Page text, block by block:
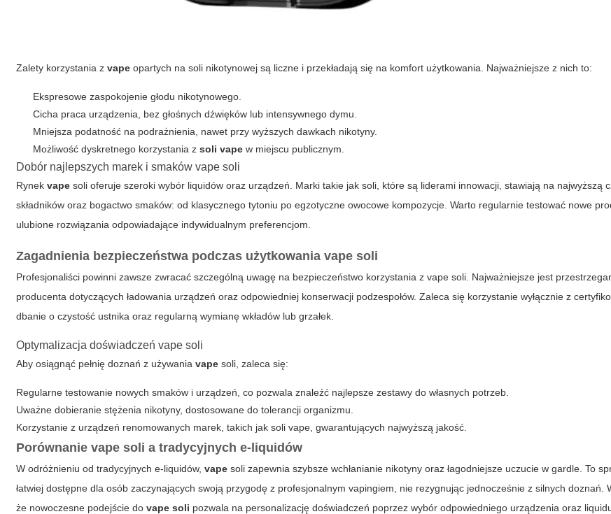
Zalety korzystania zvape opartych na soli nikotynowej są liczne i przekładają się na komfort użytkowania. Najważniejsze z nich to:
Ekspresowe zaspokojenie głodu nikotynowego.
Cicha praca urządzenia, bez głośnych dźwięków lub intensywnego dymu.
Mniejsza podatność na podrażnienia, nawet przy wyższych dawkach nikotyny.
Możliwość dyskretnego korzystania zsoli vape w miejscu publicznym.
Dobór najlepszych marek i smaków vape soli
Rynekvape soli oferuje szeroki wybór liquidów oraz urządzeń. Marki takie jaksoli , które są liderami innowacji, stawiają na najwyższą
składników oraz bogactwo smaków: od klasycznego tytoniu po egzotyczne owocowe kompozycje. Warto regularnie testować nowe
ulubione rozwiązania odpowiadające indywidualnym preferencjom.
Zagadnienia bezpieczeństwa podczas użytkowania vape soli
Profesjonaliści powinni zawsze zwracać szczególną uwagę na bezpieczeństwo korzystania zvape soli. Najważniejsze jest
producenta dotyczących ładowania urządzeń oraz odpowiedniej konserwacji podzespołów. Zaleca się korzystanie wyłącznie z
dbanie o czystość ustnika oraz regularną wymianę wkładów lub grzałek.
Optymalizacja doświadczeń vape soli
Aby osiągnąć pełnię doznań z używaniavape soli, zaleca się:
Regularne testowanie nowych smaków i urządzeń, co pozwala znaleźć najlepsze zestawy do własnych potrzeb.
Uważne dobieranie stężenia nikotyny, dostosowane do tolerancji organizmu.
Korzystanie z urządzeń renomowanych marek, takich jaksoli vape , gwarantujących najwyższą jakość.
Porównanie vape soli a tradycyjnych e-liquidów
W odróżnieniu od tradycyjnych e-liquidów,vape soli zapewnia szybsze wchłanianie nikotyny oraz łagodniejsze uczucie w gardle. To
łatwiej dostępne dla osób zaczynających swoją przygodę z profesjonalnym vapingiem, nie rezygnując jednocześnie z silnych doznań.
że nowoczesne podejście dovape soli pozwala na personalizację doświadczeń poprzez wybór odpowiedniego urządzenia oraz